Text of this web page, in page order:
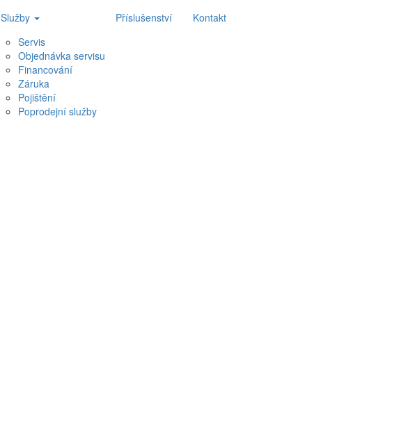
Služby
Servis
Objednávka servisu
Financování
Záruka
Pojištění
Poprodejní služby
Příslušenství Kontakt